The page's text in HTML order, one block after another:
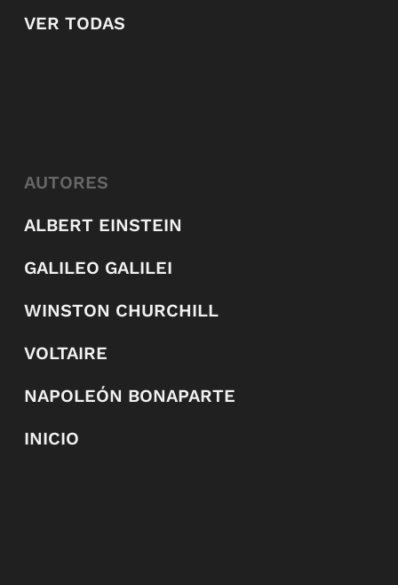
VER TODAS
AUTORES
ALBERT EINSTEIN
GALILEO GALILEI
WINSTON CHURCHILL
VOLTAIRE
NAPOLEÓN BONAPARTE
INICIO